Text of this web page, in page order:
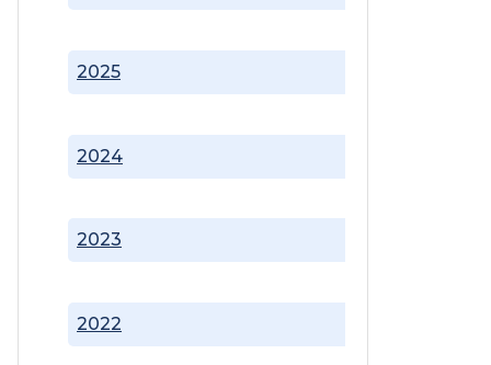
2022
2023
2024
2025